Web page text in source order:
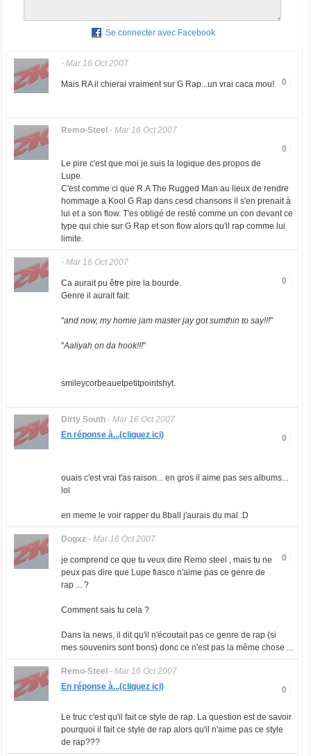
Se connecter avec Facebook
- Mar 16 Oct 2007
0
Mais RA il chierai vraiment sur G Rap...un vrai caca mou!
Remo-Steel - Mar 16 Oct 2007
0
Le pire c'est que moi je suis la logique des propos de
Lupe.
C'est comme ci que R.A The Rugged Man au lieux de rendre
hommage a Kool G Rap dans cesd chansons il s'en prenait à
lui et a son flow. T'es obligé de resté comme un con devant ce
type qui chie sur G Rap et son flow alors qu'il rap comme lui
limite.
- Mar 16 Oct 2007
0
Ca aurait pu être pire la bourde.
Genre il aurait fait:
"and now, my homie jam master jay got sumthin to say!!!"
"Aaliyah on da hook!!!"
smileycorbeauetpetitpointshyt.
Dirty South- Mar 16 Oct 2007
0
En réponse à...(cliquez ici)
ouais c'est vrai t'as raison... en gros il aime pas ses albums...
lol
en meme le voir rapper du 8ball j'aurais du mal :D
Dogxz- Mar 16 Oct 2007
0
je comprend ce que tu veux dire Remo steel , mais tu ne
peux pas dire que Lupe fiasco n'aime pas ce genre de
rap ... ?
Comment sais tu cela ?
Dans la news, il dit qu'il n'écoutait pas ce genre de rap (si
mes souvenirs sont bons) donc ce n'est pas la même chose ...
Remo-Steel - Mar 16 Oct 2007
0
En réponse à...(cliquez ici)
Le truc c'est qu'il fait ce style de rap. La question est de savoir
pourquoi il fait ce style de rap alors qu'il n'aime pas ce style
de rap???